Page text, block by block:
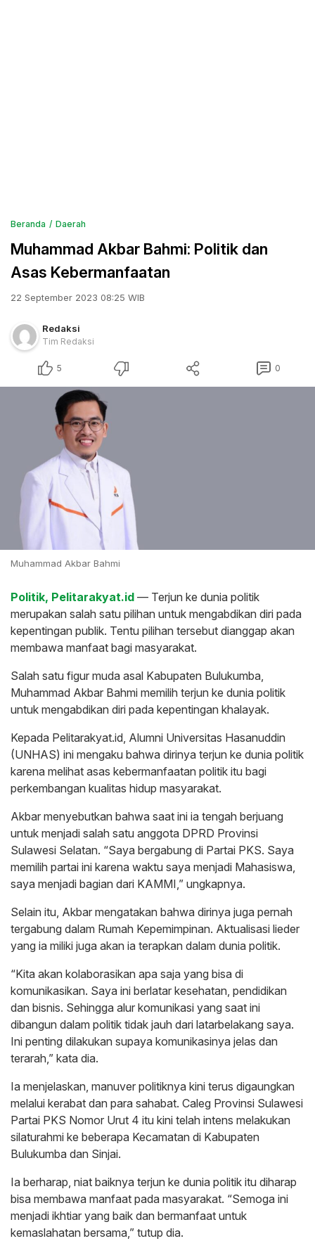
Beranda Daerah
Muhammad Akbar Bahmi: Politik dan
Asas Kebermanfaatan
22 September 2023 08:25 WIB
Redaksi
Tim Redaksi
5 0
Muhammad Akbar Bahmi
Politik, Pelitarakyat.id — Terjun ke dunia politik
merupakan salah satu pilihan untuk mengabdikan diri pada
kepentingan publik. Tentu pilihan tersebut dianggap akan
membawa manfaat bagi masyarakat.
Salah satu figur muda asal Kabupaten Bulukumba,
Muhammad Akbar Bahmi memilih terjun ke dunia politik
untuk mengabdikan diri pada kepentingan khalayak.
Kepada Pelitarakyat.id, Alumni Universitas Hasanuddin
(UNHAS) ini mengaku bahwa dirinya terjun ke dunia politik
karena melihat asas kebermanfaatan politik itu bagi
perkembangan kualitas hidup masyarakat.
Akbar menyebutkan bahwa saat ini ia tengah berjuang
untuk menjadi salah satu anggota DPRD Provinsi
Sulawesi Selatan. “Saya bergabung di Partai PKS. Saya
memilih partai ini karena waktu saya menjadi Mahasiswa,
saya menjadi bagian dari KAMMI,” ungkapnya.
Selain itu, Akbar mengatakan bahwa dirinya juga pernah
tergabung dalam Rumah Kepemimpinan. Aktualisasi lieder
yang ia miliki juga akan ia terapkan dalam dunia politik.
“Kita akan kolaborasikan apa saja yang bisa di
komunikasikan. Saya ini berlatar kesehatan, pendidikan
dan bisnis. Sehingga alur komunikasi yang saat ini
dibangun dalam politik tidak jauh dari latarbelakang saya.
Ini penting dilakukan supaya komunikasinya jelas dan
terarah,” kata dia.
Ia menjelaskan, manuver politiknya kini terus digaungkan
melalui kerabat dan para sahabat. Caleg Provinsi Sulawesi
Partai PKS Nomor Urut 4 itu kini telah intens melakukan
silaturahmi ke beberapa Kecamatan di Kabupaten
Bulukumba dan Sinjai.
Ia berharap, niat baiknya terjun ke dunia politik itu diharap
bisa membawa manfaat pada masyarakat. “Semoga ini
menjadi ikhtiar yang baik dan bermanfaat untuk
kemaslahatan bersama,” tutup dia.